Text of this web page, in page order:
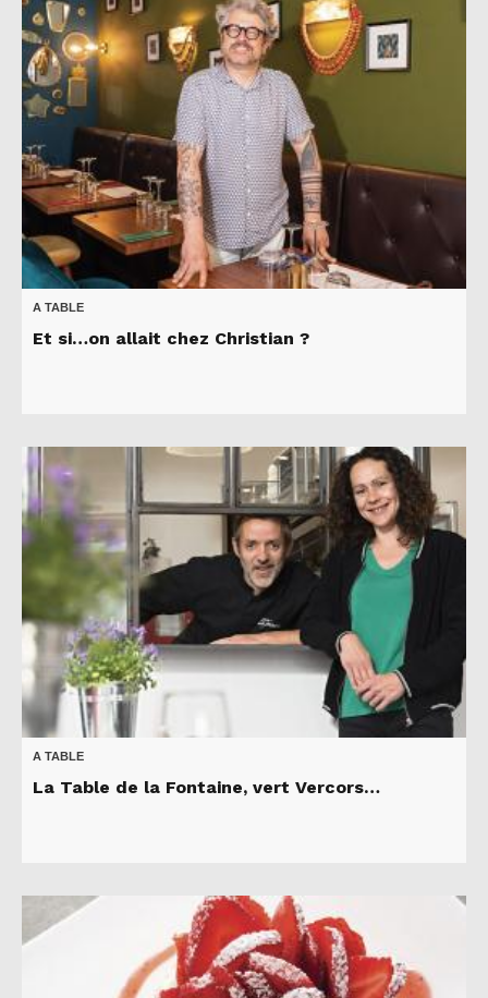
A TABLE
Et si…on allait chez Christian ?
A TABLE
La Table de la Fontaine, vert Vercors…